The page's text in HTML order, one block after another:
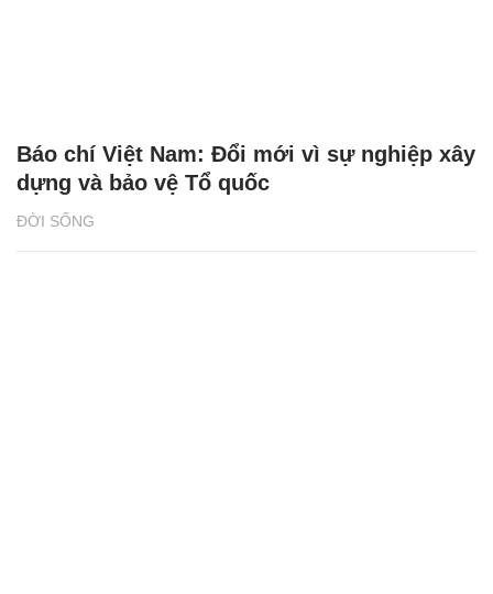
ĐỜI SỐNG
Báo chí Việt Nam: Đổi mới vì sự nghiệp xây
dựng và bảo vệ Tổ quốc